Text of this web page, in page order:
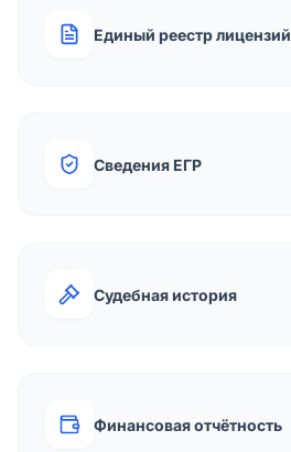
Единый реестр лицензий
Сведения ЕГР
Судебная история
Финансовая отчётность